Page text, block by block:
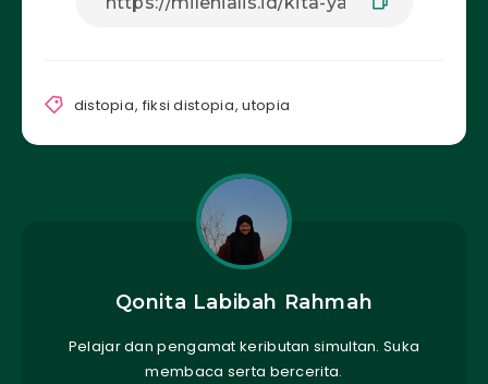
distopia, fiksi distopia,utopia
Qonita Labibah Rahmah
Pelajar dan pengamat keributan simultan. Suka
membaca serta bercerita.